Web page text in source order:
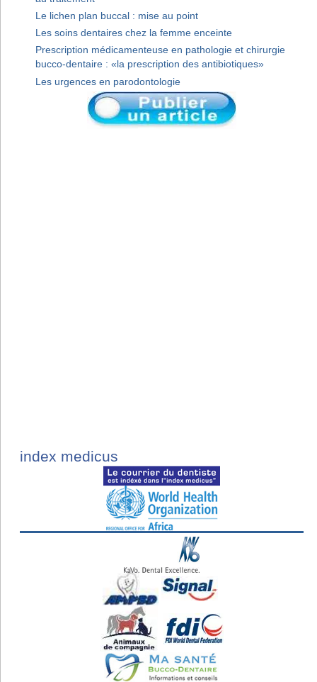
Le lichen plan buccal : mise au point
Les soins dentaires chez la femme enceinte
Prescription médicamenteuse en pathologie et chirurgie
bucco-dentaire : «la prescription des antibiotiques»
Les urgences en parodontologie
index medicus